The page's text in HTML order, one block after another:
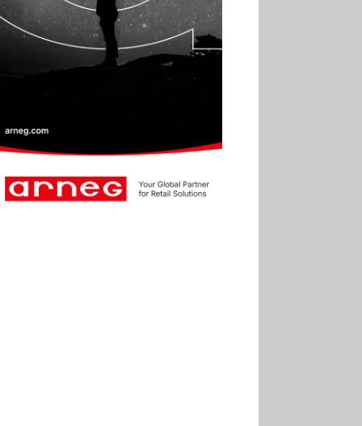
30.06
La Sportiva affiche
une croissance solide en
2025
30.06
Canicule : les